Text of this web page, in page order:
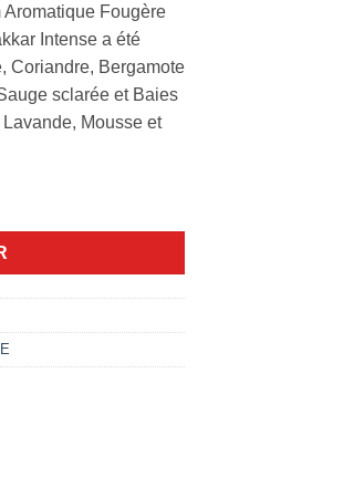
Aromatique Fougère
Intense a été
Coriandre, Bergamote
sclarée et Baies
Mousse et